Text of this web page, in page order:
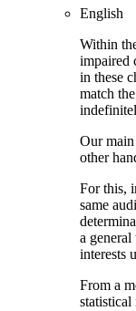
English
Within
impaired
in these
match
Our
other
For this,
same
a
interests
From a